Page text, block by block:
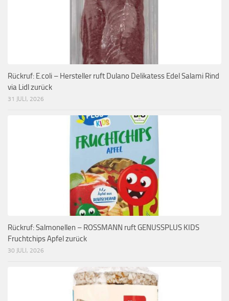
Rückruf: E.coli – Hersteller ruft Dulano Delikatess Edel Salami Rind
via Lidl zurück
31 JULI, 2026
Rückruf: Salmonellen – ROSSMANN ruft GENUSSPLUS KIDS
Fruchtchips Apfel zurück
30 JULI, 2026